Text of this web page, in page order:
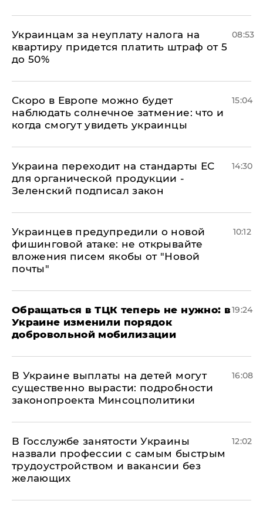
Украинцам за неуплату налога на
квартиру придется платить штраф от 5
до 50%
08:53
Скоро в Европе можно будет
наблюдать солнечное затмение: что и
когда смогут увидеть украинцы
15:04
Украина переходит на стандарты ЕС
для органической продукции -
Зеленский подписал закон
14:30
Украинцев предупредили о новой
фишинговой атаке: не открывайте
вложения писем якобы от "Новой
почты"
10:12
Обращаться в ТЦК теперь не нужно: в
Украине изменили порядок
добровольной мобилизации
19:24
В Украине выплаты на детей могут
существенно вырасти: подробности
законопроекта Минсоцполитики
16:08
В Госслужбе занятости Украины
назвали профессии с самым быстрым
трудоустройством и вакансии без
желающих
12:02